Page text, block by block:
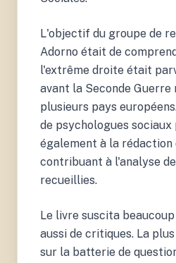
L'objectif du groupe de
Adorno était de
l'extrême droite était
avant la Seconde Guerre
plusieurs pays
de psychologues
également à la rédaction
contribuant à l'analyse
recueillies.
Le livre suscita
aussi de critiques. La
sur la batterie de